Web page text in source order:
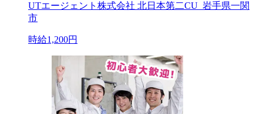
UTエージェント株式会社 北日本第二CU_岩手県一関
市
時給1,200円